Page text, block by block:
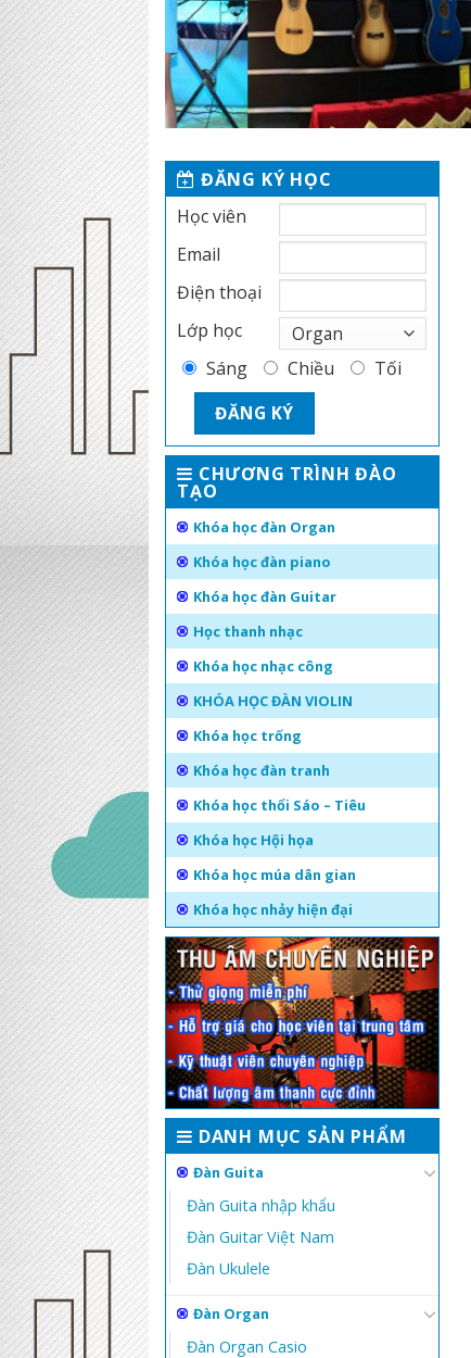
ĐĂNG KÝ HỌC
Học viên
Email
Điện thoại
Lớp học
Sáng
Chiều Tối
CHƯƠNG TRÌNH ĐÀO
TẠO
Khóa học đàn Organ
Khóa học đàn piano
Khóa học đàn Guitar
Học thanh nhạc
Khóa học nhạc công
KHÓA HỌC ĐÀN VIOLIN
Khóa học trống
Khóa học đàn tranh
Khóa học thổi Sáo – Tiêu
Khóa học Hội họa
Khóa học múa dân gian
Khóa học nhảy hiện đại
DANH MỤC SẢN PHẨM
Đàn Guita
Đàn Guita nhập khẩu
Đàn Guitar Việt Nam
Đàn Ukulele
Đàn Organ
Đàn Organ Casio